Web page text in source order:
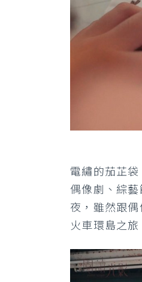
電繡的茄芷
偶像劇、綜
夜，雖然跟
火車環島之旅